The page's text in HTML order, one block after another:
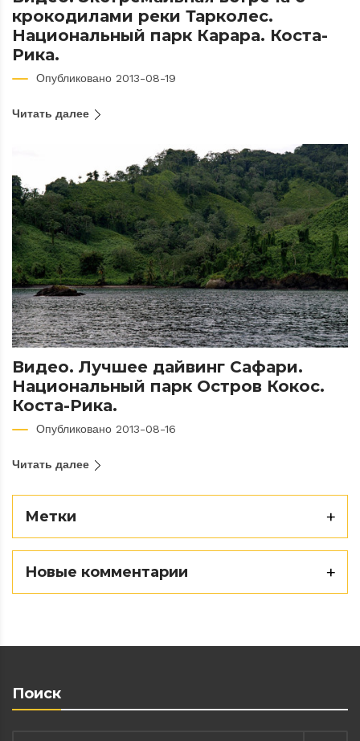
крокодилами реки Тарколес.
Национальный парк Карара. Коста-
Рика.
Опубликовано 2013-08-19
Читать далее
Видео. Лучшее дайвинг Сафари.
Национальный парк Остров Кокос.
Коста-Рика.
Опубликовано 2013-08-16
Читать далее
Метки
Новые комментарии
Поиск